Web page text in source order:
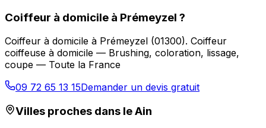
Coiffeur à domicile à Prémeyzel ?
Coiffeur à domicile à Prémeyzel (01300). Coiffeur
coiffeuse à domicile — Brushing, coloration, lissage,
coupe — Toute la France
09 72 65 13 15Demander un devis gratuit
Villes proches dans leAin